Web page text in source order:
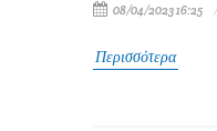
08/04/2023 16:25
Περισσότερα